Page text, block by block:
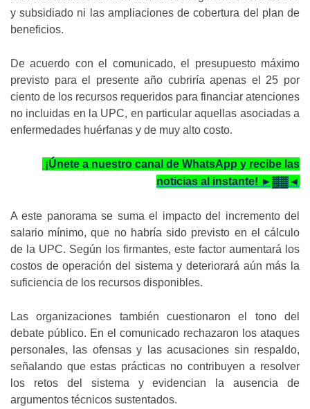
y subsidiado ni las ampliaciones de cobertura del plan de
beneficios.
De acuerdo con el comunicado, el presupuesto máximo
previsto para el presente año cubriría apenas el 25 por
ciento de los recursos requeridos para financiar atenciones
no incluidas en la UPC, en particular aquellas asociadas a
enfermedades huérfanas y de muy alto costo.
¡Únete a nuestro canal de WhatsApp y recibe las
noticias al instante! ►▓▓◄
A este panorama se suma el impacto del incremento del
salario mínimo, que no habría sido previsto en el cálculo
de la UPC. Según los firmantes, este factor aumentará los
costos de operación del sistema y deteriorará aún más la
suficiencia de los recursos disponibles.
Las organizaciones también cuestionaron el tono del
debate público. En el comunicado rechazaron los ataques
personales, las ofensas y las acusaciones sin respaldo,
señalando que estas prácticas no contribuyen a resolver
los retos del sistema y evidencian la ausencia de
argumentos técnicos sustentados.